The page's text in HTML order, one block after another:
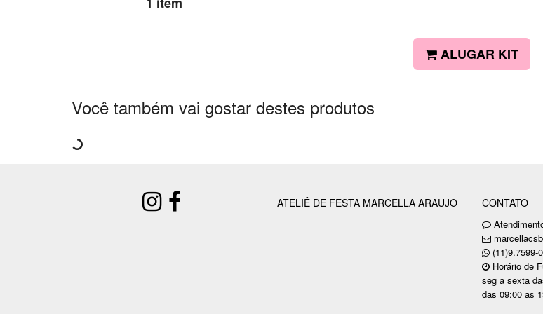
ALUGAR KIT
Você também vai gostar destes produtos
ATELIÊ DE FESTA MARCELLA ARAUJO CONTATO
(11)9.7599-
Horário de
seg a sexta
das 09:00 as